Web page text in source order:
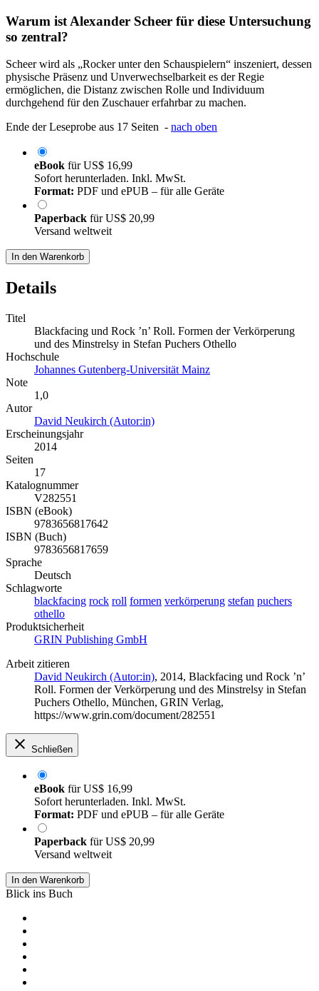
Warum ist Alexander Scheer für diese Untersuchung
so zentral?
Scheer wird als „Rocker unter den Schauspielern“ inszeniert, dessen
physische Präsenz und Unverwechselbarkeit es der Regie
ermöglichen, die Distanz zwischen Rolle und Individuum
durchgehend für den Zuschauer erfahrbar zu machen.
Ende der Leseprobe aus 17 Seiten - nach oben
eBook fürUS$ 16,99
Sofort herunterladen. Inkl. MwSt.
Format: PDF und ePUB – für alle Geräte
Paperback fürUS$ 20,99
Versand weltweit
In den Warenkorb
Details
Titel
Blackfacing und Rock ’n’ Roll. Formen der Verkörperung
und des Minstrelsy in Stefan Puchers Othello
Hochschule
Johannes Gutenberg-Universität Mainz
Note
1,0
Autor
David Neukirch (Autor:in)
Erscheinungsjahr
2014
Seiten
17
Katalognummer
V282551
ISBN (eBook)
9783656817642
ISBN (Buch)
9783656817659
Sprache
Deutsch
Schlagworte
blackfacing rock roll formen verkörperung stefan puchers
othello
Produktsicherheit
GRIN Publishing GmbH
Arbeit zitieren
David Neukirch (Autor:in), 2014, Blackfacing und Rock ’n’
Roll. Formen der Verkörperung und des Minstrelsy in Stefan
Puchers Othello, München, GRIN Verlag,
https://www.grin.com/document/282551
Schließen
eBook fürUS$ 16,99
Sofort herunterladen. Inkl. MwSt.
Format: PDF und ePUB – für alle Geräte
Paperback fürUS$ 20,99
Versand weltweit
In den Warenkorb
Blick ins Buch